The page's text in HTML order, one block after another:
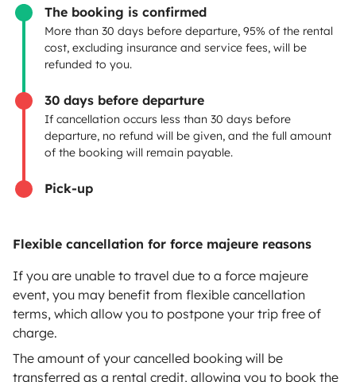
The booking is confirmed
More than 30 days before departure, 95% of the rental
cost, excluding insurance and service fees, will be
refunded to you.
30 days before departure
If cancellation occurs less than 30 days before
departure, no refund will be given, and the full amount
of the booking will remain payable.
Pick-up
Flexible cancellation for force majeure reasons
If you are unable to travel due to a force majeure
event, you may benefit from flexible cancellation
terms, which allow you to postpone your trip free of
charge.
The amount of your cancelled booking will be
transferred as a rental credit, allowing you to book the
Rental Agreement
Insurance for hiring out
Breakdown assistance
Help Centre for owners
Pay in instalments
Download in
Download in